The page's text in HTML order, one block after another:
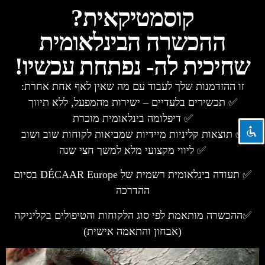
visibility_off השבת את ההבזקים
title סמן כותרות
settings צבע רקע
זום (הקטנה)
זום (הגדלה)
remove_circle_outline הקטנת גופן
הגדלת גופן
ניגודיות בהירה
brightness_low ניגודיות כהה
קוסמטיקאית?
ההכשרה הבינלאומית
שחיכית לה- נפתחת עכשיו!
זו ההזדמנות שלך לעבוד עם מה שאין לאף אחת אחרת:
✅ תכשירים בלעדיים – ישירות מהמפעל, ללא תיווך
✅ דיפלומה בינלאומית מוכרת
✅ תוצאות קליניות מיידיות שמביאות לקוחות שוב ושוב
✅ ליווי מקצועי מלא למשך חצי שנה
✅ תעודה בינלאומית רשמית של DÉCAAR Europe בסיום
ההדרכה
✅ההכשרה מותאמת לפי סוג הלקוחות והטיפולים בקליניקה
(אבחון והתאמה אישית)